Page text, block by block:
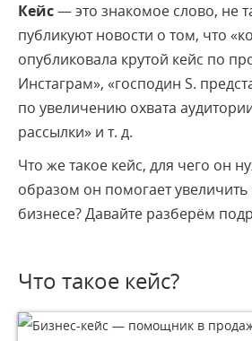
Кейс— это знакомое слово, не
публикуют новости о том, что
опубликовала крутой кейс по
Инстаграм», «господин S.
по увеличению охвата
рассылки» и т. д.
Что же такое кейс, для чего он
образом он помогает
бизнесе? Давайте разберём
Что такое кейс?